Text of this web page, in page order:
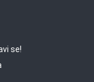
se!